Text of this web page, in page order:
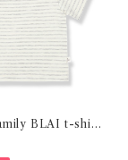
BLAI t-shirt